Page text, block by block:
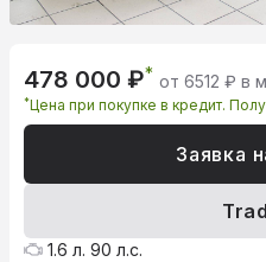
478 000 ₽* от 6512 ₽ в
*Цена при покупке в кредит.
Заявка
1.6 л. 90 л.с.